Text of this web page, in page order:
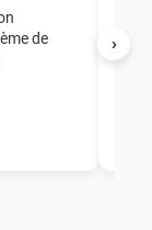
›
de